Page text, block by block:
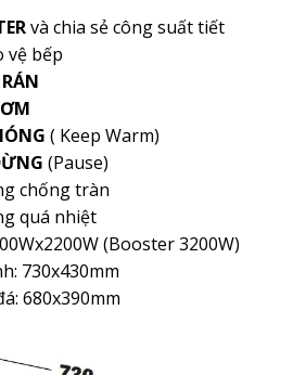
và chia sẻ công suất tiết
vệ bếp
( Keep Warm)
(Pause)
chống tràn
quá nhiệt
(Booster 3200W)
730x430mm
680x390mm